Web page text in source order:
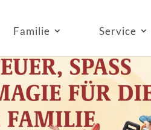
Familie Service